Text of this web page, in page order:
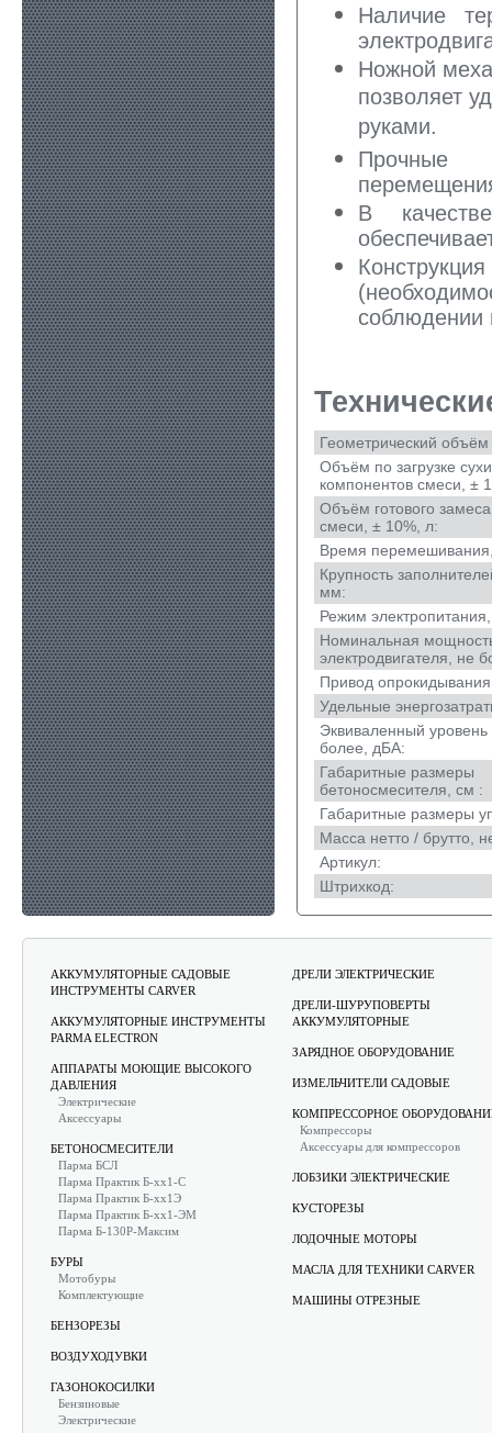
Наличие
Ножной
позволяет
руками.
Прочные
В
соблюдении
Геометрический
Объём по загрузке
компонентов смеси, ±
Объём готового
смеси, ± 10%, л:
Время
Крупность
мм:
Режим
Номинальная
электродвигателя, не
Привод
Удельные
Эквиваленный уровень
более, дБА:
Габаритные размеры
бетоносмесителя, см :
Габаритные размеры
Масса нетто / брутто,
Артикул:
Штрихкод:
АККУМУЛЯТОРНЫЕ САДОВЫЕ
ИНСТРУМЕНТЫ CARVER
АККУМУЛЯТОРНЫЕ ИНСТРУМЕНТЫ
PARMA ELECTRON
АППАРАТЫ МОЮЩИЕ ВЫСОКОГО
ДАВЛЕНИЯ
Электрические
Аксессуары
БЕТОНОСМЕСИТЕЛИ
Парма БСЛ
Парма Практик Б-хх1-С
Парма Практик Б-хх1Э
Парма Практик Б-хх1-ЭМ
Парма Б-130Р-Максим
БУРЫ
Мотобуры
Комплектующие
БЕНЗОРЕЗЫ
ВОЗДУХОДУВКИ
ГАЗОНОКОСИЛКИ
Бензиновые
Электрические
ДРЕЛИ ЭЛЕКТРИЧЕСКИЕ
ДРЕЛИ-ШУРУПОВЕРТЫ
АККУМУЛЯТОРНЫЕ
ЗАРЯДНОЕ ОБОРУДОВАНИЕ
ИЗМЕЛЬЧИТЕЛИ САДОВЫЕ
КОМПРЕССОРНОЕ
Компрессоры
Аксессуары для компрессоров
ЛОБЗИКИ ЭЛЕКТРИЧЕСКИЕ
КУСТОРЕЗЫ
ЛОДОЧНЫЕ МОТОРЫ
МАСЛА ДЛЯ ТЕХНИКИ CARVER
МАШИНЫ ОТРЕЗНЫЕ